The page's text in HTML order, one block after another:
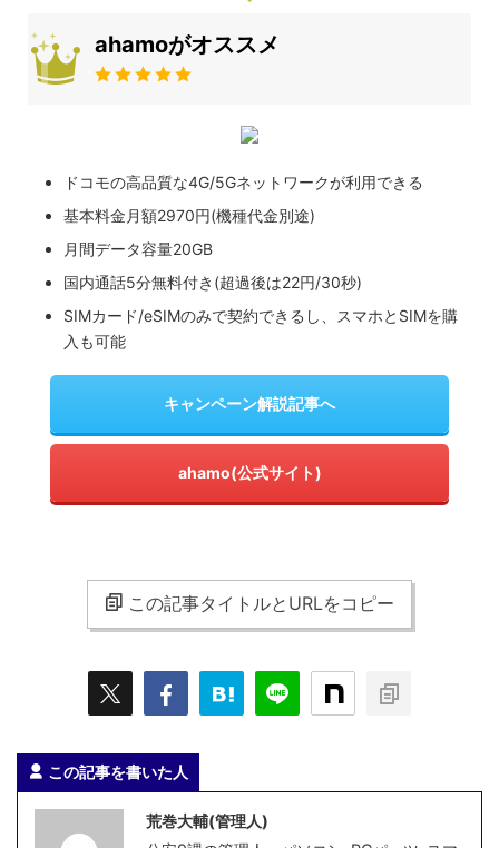
ahamoがオススメ
ドコモの高品質な4G/5Gネットワークが利用できる
基本料金月額2970円(機種代金別途)
月間データ容量20GB
国内通話5分無料付き(超過後は22円/30秒)
SIMカード/eSIMのみで契約できるし、スマホとSIMを購
入も可能
キャンペーン解説記事へ
ahamo(公式サイト)
この記事タイトルとURLをコピー
この記事を書いた人
荒巻大輔(管理人)